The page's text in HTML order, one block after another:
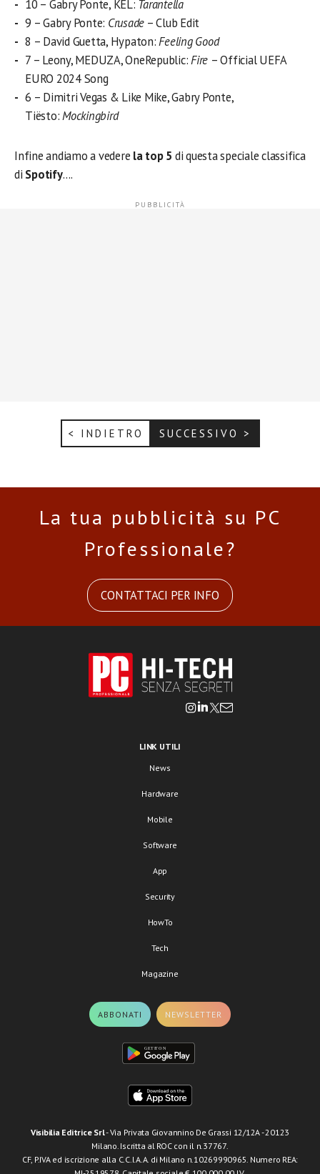
10 – Gabry Ponte, KEL: Tarantella
9 – Gabry Ponte: Crusade – Club Edit
8 – David Guetta, Hypaton:Feeling Good
7 – Leony, MEDUZA, OneRepublic:Fire – Official UEFA
EURO 2024 Song
6 – Dimitri Vegas & Like Mike, Gabry Ponte,
Tiësto:Mockingbird
Infine andiamo a vedere la top 5 di questa speciale classifica
di Spotify….
< INDIETRO SUCCESSIVO >
La tua pubblicità su PC
Professionale?
CONTATTACI PER INFO
LINK UTILI
News
Hardware
Mobile
Software
App
Security
HowTo
Tech
Magazine
ABBONATI NEWSLETTER
Visibilia Editrice Srl- Via Privata Giovannino De Grassi 12/12A - 20123
Milano. Iscritta al ROC con il n.37767.
CF, P.IVA ed iscrizione alla C.C.I.A.A. di Milano n.10269990965. Numero REA: